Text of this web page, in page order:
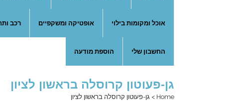
אוכל ומקומות בילוי אופטיקה ומשקפיים רכב
החשבון שלי הוספת מודעה
גן-פעוטון קרוסלה בראשון לציון
Home
> גן-פעוטון קרוסלה בראשון לציון